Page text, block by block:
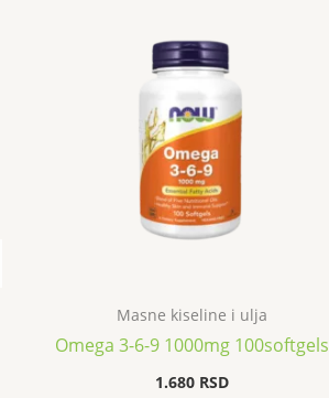
Masne kiseline i ulja
Omega 3-6-9 1000mg 100softgels
1.680 RSD